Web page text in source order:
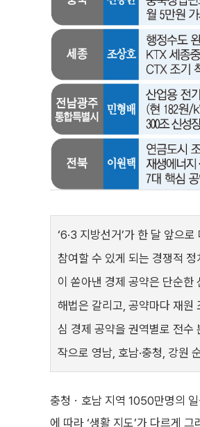
‘6·3 지방선거’가 한 달 앞으
참여할 수 있게 되는 경쟁적
이 쏟아낸 경제 공약은 단순한
해법은 갈리고, 공약마다 재원
심 경제 공약을 권역별로 전수
작으로 영남, 호남·충청, 강원
충청ㆍ호남 지역 1050만명의
에 따라 ‘생활 지도’가 다르게